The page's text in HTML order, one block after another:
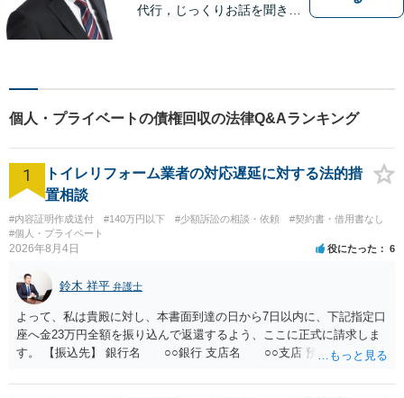
代行，じっくりお話を聞き、
で、様々な問題に直面してき
ました。相談だけでもお気軽
にお問合せください。
個人・プライベートの債権回収の法律Q&Aランキング
1
トイレリフォーム業者の対応遅延に対する法的措
置相談
#内容証明作成送付 #140万円以下 #少額訴訟の相談・依頼
#契約書・借用書なし
#個人・プライベート
2026年8月4日 役にたった 6
鈴木 祥平 弁護士
よって、私は貴殿に対し、本書面到達の日から7日以内に、下記指定口
座へ金23万円全額を振り込んで返還するよう、ここに正式に請求しま
す。 【振込先】 銀行名 ○○銀行 支店名 ○○支店 預金種別 普通
されない場合には、貴殿には任意に返金する意思がないものと判断